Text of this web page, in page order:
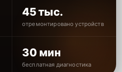
45 тыс.
отремонтировано устройств
30 мин
бесплатная диагностика